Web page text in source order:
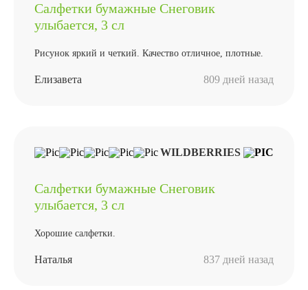
Салфетки бумажные Снеговик
улыбается, 3 сл
Рисунок яркий и четкий. Качество отличное, плотные.
Елизавета 809 дней назад
WILDBERRIES
Салфетки бумажные Снеговик
улыбается, 3 сл
Хорошие салфетки.
Наталья 837 дней назад